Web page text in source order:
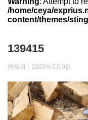
/home/ceya/
content/themes/
139415
投稿日： 2020年5月9日